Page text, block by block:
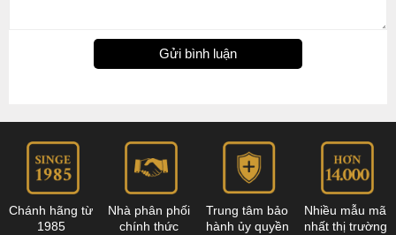
Gửi bình luận
Chánh hãng từ
1985
Nhà phân phối
chính thức
Trung tâm bảo
hành ủy quyền
Nhiều mẫu mã
nhất thị trường